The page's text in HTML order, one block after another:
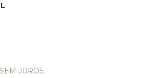
SEM JUROS